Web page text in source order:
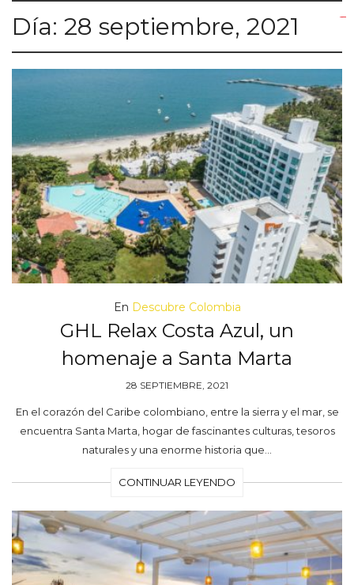
Día: 28 septiembre, 2021
En Descubre Colombia
GHL Relax Costa Azul, un
homenaje a Santa Marta
28 SEPTIEMBRE, 2021
En el corazón del Caribe colombiano, entre la sierra y el mar, se
encuentra Santa Marta, hogar de fascinantes culturas, tesoros
naturales y una enorme historia que…
CONTINUAR LEYENDO